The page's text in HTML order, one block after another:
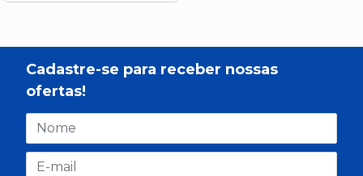
Cadastre-se para receber nossas
ofertas!